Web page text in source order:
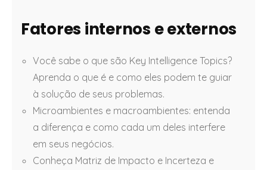
Fatores internos e externos
Você sabe o que são Key Intelligence Topics?
Aprenda o que é e como eles podem te guiar
à solução de seus problemas.
Microambientes e macroambientes: entenda
a diferença e como cada um deles interfere
em seus negócios.
Conheça Matriz de Impacto e Incerteza e